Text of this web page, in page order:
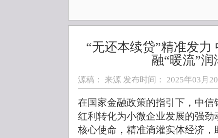
“无还本续贷”精准发
融“暖流”
源稿： 来源 发布时间： 2025年03月
在国家金融政策的指引下，中
红利转化为小微企业发展的强
核心使命，精准滴灌实体经济